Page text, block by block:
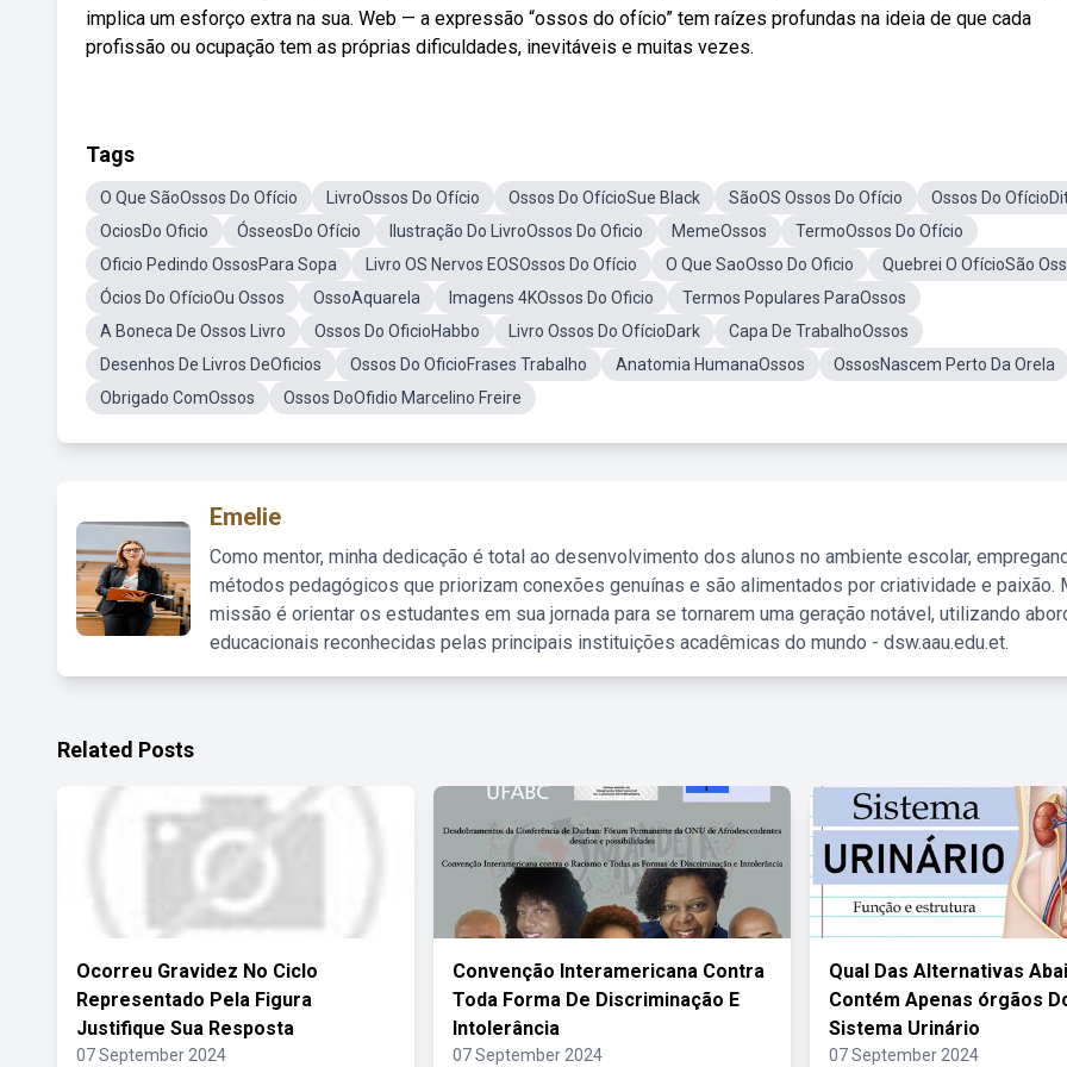
implica um esforço extra na sua. Web — a expressão “ossos do ofício” tem raízes profundas na ideia de que cada
profissão ou ocupação tem as próprias dificuldades, inevitáveis e muitas vezes.
Tags
O Que SãoOssos Do Ofício LivroOssos Do Ofício Ossos Do OfícioSue Black SãoOS Ossos Do Ofício
Ossos Do
OciosDo Oficio
ÓsseosDo Ofício Ilustração Do LivroOssos Do Oficio MemeOssos
TermoOssos Do Ofício
Oficio Pedindo OssosPara Sopa
Livro OS Nervos EOSOssos Do Ofício O Que SaoOsso Do Oficio
Quebrei O OfícioSão
Ócios Do OfícioOu Ossos
OssoAquarela Imagens 4KOssos Do Oficio
Termos Populares ParaOssos
A Boneca De Ossos Livro
Ossos Do OficioHabbo Livro Ossos Do OfícioDark
Capa De TrabalhoOssos
Desenhos De Livros DeOficios
Ossos Do OficioFrases Trabalho Anatomia HumanaOssos
OssosNascem Perto Da Orela
Obrigado ComOssos
Ossos DoOfidio Marcelino Freire
Emelie
Como mentor, minha dedicação é total ao desenvolvimento dos alunos no ambiente escolar,
métodos pedagógicos que priorizam conexões genuínas e são alimentados por criatividade e paixão.
missão é orientar os estudantes em sua jornada para se tornarem uma geração notável, utilizando
educacionais reconhecidas pelas principais instituições acadêmicas do mundo - dsw.aau.edu.et.
Related Posts
Ocorreu Gravidez No Ciclo
Representado Pela Figura
Justifique Sua Resposta
07 September 2024
Convenção Interamericana Contra
Toda Forma De Discriminação E
Intolerância
07 September 2024
Qual Das Alternativas
Contém Apenas órgãos
Sistema Urinário
07 September 2024